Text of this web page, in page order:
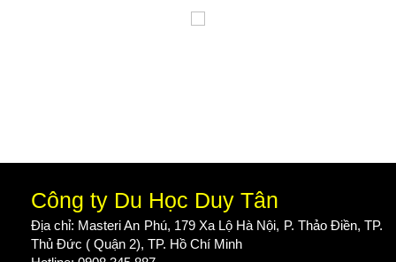
Công ty Du Học Duy Tân
Địa chỉ: Masteri An Phú, 179 Xa Lộ Hà Nội, P. Thảo Điền, TP.
Thủ Đức ( Quận 2), TP. Hồ Chí Minh